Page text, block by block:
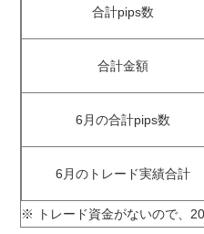
合計pips数
合計金額
6月の合計pips数
6月のトレード実績合計
※ トレード資金がないので、